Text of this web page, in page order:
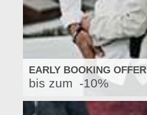
EARLY BOOKING OFFER
bis zum -10%